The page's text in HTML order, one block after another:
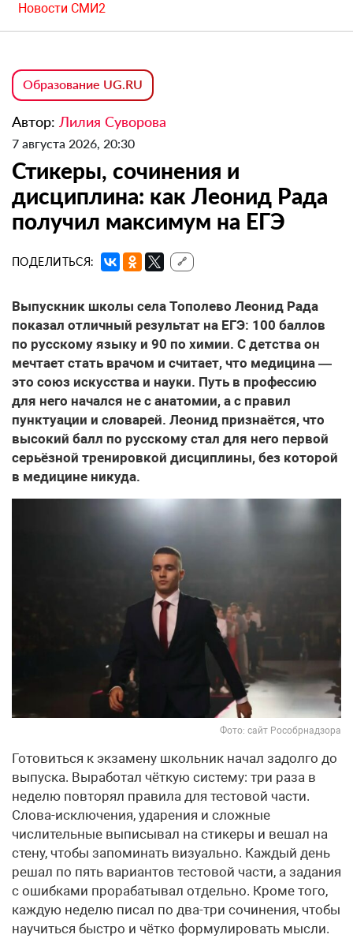
Новости СМИ2
Образование UG.RU
Автор: Лилия Суворова
7 августа 2026, 20:30
Стикеры, сочинения и
дисциплина: как Леонид Рада
получил максимум на ЕГЭ
ПОДЕЛИТЬСЯ: 🔗
Выпускник школы села Тополево Леонид Рада
показал отличный результат на ЕГЭ: 100 баллов
по русскому языку и 90 по химии. С детства он
мечтает стать врачом и считает, что медицина —
это союз искусства и науки. Путь в профессию
для него начался не с анатомии, а с правил
пунктуации и словарей. Леонид признаётся, что
высокий балл по русскому стал для него первой
серьёзной тренировкой дисциплины, без которой
в медицине никуда.
Фото: сайт Рособрнадзора
Готовиться к экзамену школьник начал задолго до
выпуска. Выработал чёткую систему: три раза в
неделю повторял правила для тестовой части.
Слова-исключения, ударения и сложные
числительные выписывал на стикеры и вешал на
стену, чтобы запоминать визуально. Каждый день
решал по пять вариантов тестовой части, а задания
с ошибками прорабатывал отдельно. Кроме того,
каждую неделю писал по два-три сочинения, чтобы
научиться быстро и чётко формулировать мысли.